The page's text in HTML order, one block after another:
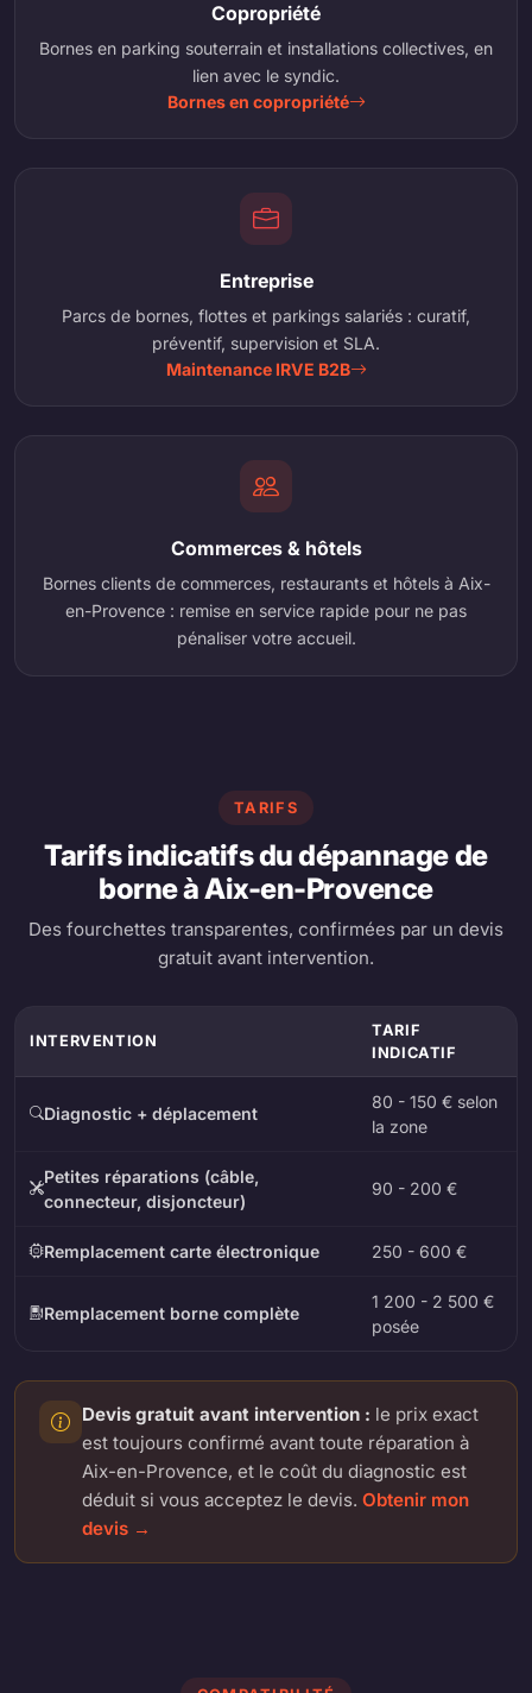
Copropriété
Bornes en parking souterrain et installations collectives, en
lien avec le syndic.
Bornes en copropriété
Entreprise
Parcs de bornes, flottes et parkings salariés : curatif,
préventif, supervision et SLA.
Maintenance IRVE B2B
Commerces & hôtels
Bornes clients de commerces, restaurants et hôtels à Aix-
en-Provence : remise en service rapide pour ne pas
pénaliser votre accueil.
TARIFS
Tarifs indicatifs du dépannage de
borne à Aix-en-Provence
Des fourchettes transparentes, confirmées par un devis
gratuit avant intervention.
INTERVENTION
TARIF
INDICATIF
Diagnostic + déplacement
80 - 150 € selon
la zone
Petites réparations (câble,
connecteur, disjoncteur)
90 - 200 €
Remplacement carte électronique 250 - 600 €
Remplacement borne complète
1 200 - 2 500 €
posée
Devis gratuit avant intervention : le prix exact
est toujours confirmé avant toute réparation à
Aix-en-Provence, et le coût du diagnostic est
déduit si vous acceptez le devis. Obtenir mon
devis →